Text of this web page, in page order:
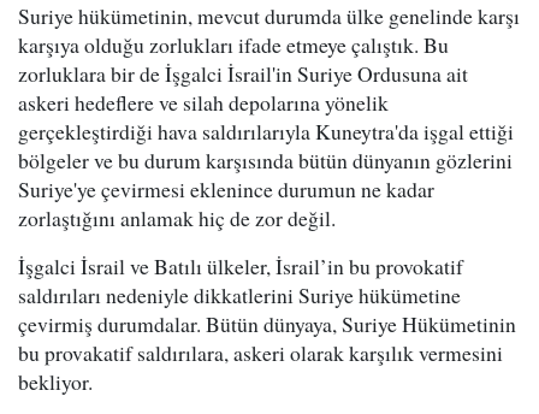
Suriye hükümetinin, mevcut durumda ülke genelinde karşı
karşıya olduğu zorlukları ifade etmeye çalıştık. Bu
zorluklara bir de İşgalci İsrail'in Suriye Ordusuna ait
askeri hedeflere ve silah depolarına yönelik
gerçekleştirdiği hava saldırılarıyla Kuneytra'da işgal ettiği
bölgeler ve bu durum karşısında bütün dünyanın gözlerini
Suriye'ye çevirmesi eklenince durumun ne kadar
zorlaştığını anlamak hiç de zor değil.
İşgalci İsrail ve Batılı ülkeler, İsrail’in bu provokatif
saldırıları nedeniyle dikkatlerini Suriye hükümetine
çevirmiş durumdalar. Bütün dünyaya, Suriye Hükümetinin
bu provakatif saldırılara, askeri olarak karşılık vermesini
bekliyor.